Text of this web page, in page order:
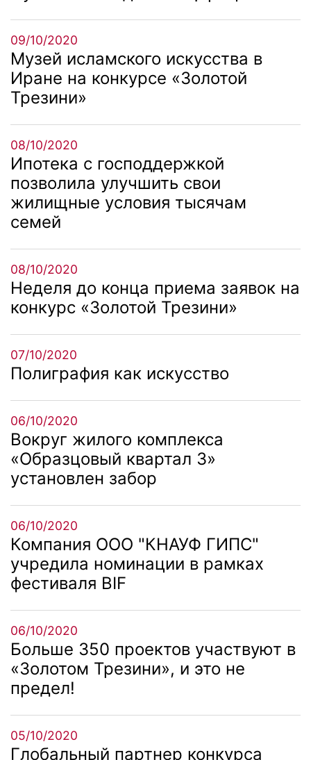
09/10/2020
Музей исламского искусства в
Иране на конкурсе «Золотой
Трезини»
08/10/2020
Ипотека с господдержкой
позволила улучшить свои
жилищные условия тысячам
семей
08/10/2020
Неделя до конца приема заявок на
конкурс «Золотой Трезини»
07/10/2020
Полиграфия как искусство
06/10/2020
Вокруг жилого комплекса
«Образцовый квартал 3»
установлен забор
06/10/2020
Компания ООО "КНАУФ ГИПС"
учредила номинации в рамках
фестиваля BIF
06/10/2020
Больше 350 проектов участвуют в
«Золотом Трезини», и это не
предел!
05/10/2020
Глобальный партнер конкурса